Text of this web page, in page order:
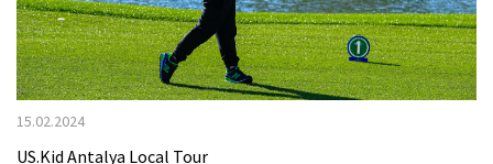
15.02.2024
US.Kid Antalya Local Tour